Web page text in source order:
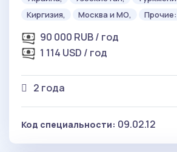
Киргизия,
Москва и МО, Прочие:
90 000 RUB / год
1 114 USD / год
2 года
Код специальности: 09.02.12